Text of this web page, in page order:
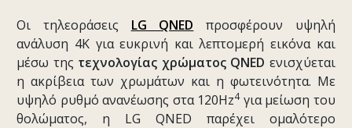
Οι τηλεοράσεις LG QNED προσφέρουν υψηλή
ανάλυση 4K για ευκρινή και λεπτομερή εικόνα και
μέσω της τεχνολογίας χρώματος QNED ενισχύεται
η ακρίβεια των χρωμάτων και η φωτεινότητα. Με
υψηλό ρυθμό ανανέωσης στα 120Hz4για μείωση του
θολώματος, η LG QNED παρέχει ομαλότερο